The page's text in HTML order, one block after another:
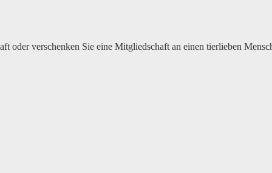
oder verschenken Sie eine Mitgliedschaft an einen tierlieben